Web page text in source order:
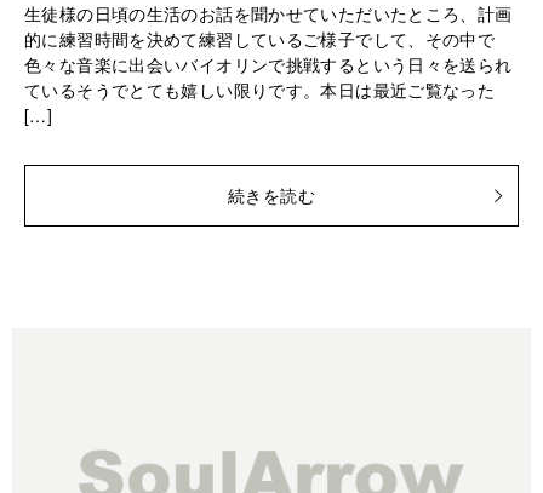
生徒様の日頃の生活のお話を聞かせていただいたところ、計画
的に練習時間を決めて練習しているご様子でして、その中で
色々な音楽に出会いバイオリンで挑戦するという日々を送られ
ているそうでとても嬉しい限りです。本日は最近ご覧なった
[…]
続きを読む